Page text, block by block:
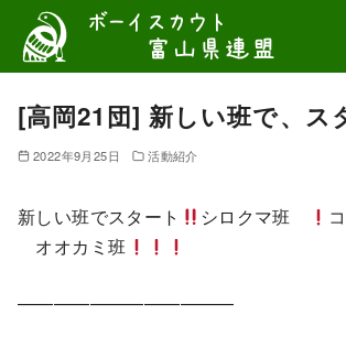
テ
[高岡21団] 新しい班で、ス
2022年9月25日 活動紹介
新しい班でスタート シロクマ班
オオカミ班
————————————